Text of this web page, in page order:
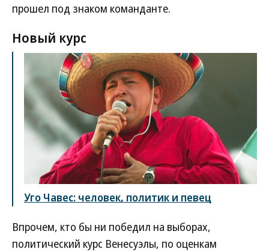
прошел под знаком команданте.
Новый курс
Уго Чавес: человек, политик и певец
Впрочем, кто бы ни победил на выборах,
политический курс Венесуэлы, по оценкам